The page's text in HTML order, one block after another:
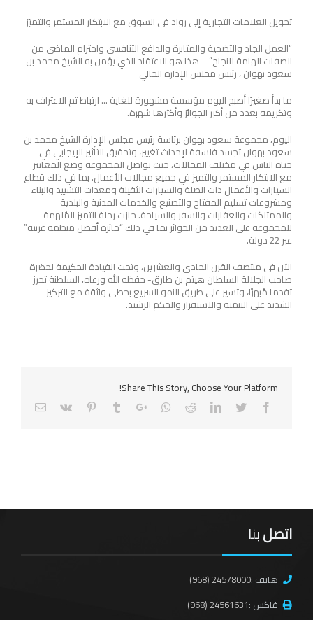
تحويل العلامات التجارية إلى رواد في السوق مع الابتكار المستمر والتميّز
“العمل الجاد والتضحية والمثابرة والدافع التنافسي واحترام الماضي من
الصفات الهامة للنجاح” – هذا هو الاعتقاد الذي يؤمن به الشيخ محمد بن
سعود بهوان ، رئيس مجلس الإدارة الحالي
ما بدأ صغيرًا أصبح اليوم مؤسسة مشهورة للغاية … ارتباط تم الاعتراف به
وتكريمه بعدد من أكبر الجوائز وأكثرها شهرة.
اليوم، مجموعة سعود بهوان برئاسة رئيس مجلس الإدارة الشيخ محمد بن
سعود بهوان تجسد فلسفة لإحداث تغيير، وتحقيق التأثير الإيجابي في
حياة الناس في مختلف المجالات، حيث تواصل المجموعة وضع المعايير
مع الابتكار المستمر والتميز في جميع مجالات الأعمال. بما في ذلك قطاع
السيارات والأعمال ذات الصلة والسيارات الثقيلة ومعدات التشييد والبناء
ومشروعات تسليم المفتاح والتصنيع والخدمات المدنية والبلدية
والممتلكات والعقارات والسفر والسياحة. حازت رحلة التميز المُلهمة
للمجموعة على العديد من الجوائز بما في ذلك “جائزة أفضل منظمة عربية”
عبر 22 دولة.
الآن في منتصف القرن الحادي والعشرين، وتحت القيادة الحكيمة لحضرة
صاحب الجلالة السلطان هيثم بن طارق- حفظه الله ورعاه، السلطنة تحرز
تقدما مُبهرًا، وتسير على طريق النمو السريع بخطى واثقة مع التركيز
الشديد على التنمية والاستقرار والحكم الرشيد.
Share This Story, Choose Your Platform!
Facebook
Twitter
LinkedIn
Reddit
Whatsapp
Google+
Tumblr
Pinterest
Vk
Email
اتصلبنا
هاتف :(968) 24578000
فاكس :(968) 24561631